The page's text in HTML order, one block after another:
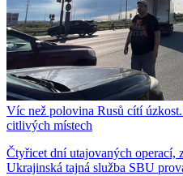
Víc než polovina Rusů cítí
citlivých místech
Čtyřicet dní utajovaných operací,
Ukrajinská tajná služba SBU